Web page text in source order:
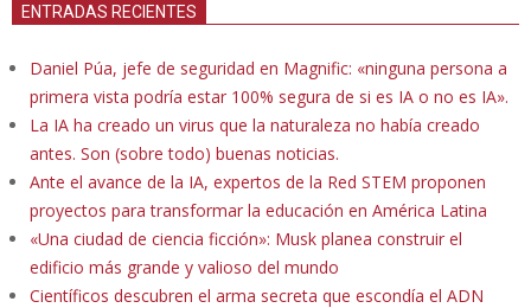
ENTRADAS RECIENTES
Daniel Púa, jefe de seguridad en Magnific: «ninguna persona a
primera vista podría estar 100% segura de si es IA o no es IA».
La IA ha creado un virus que la naturaleza no había creado
antes. Son (sobre todo) buenas noticias.
Ante el avance de la IA, expertos de la Red STEM proponen
proyectos para transformar la educación en América Latina
«Una ciudad de ciencia ficción»: Musk planea construir el
edificio más grande y valioso del mundo
Científicos descubren el arma secreta que escondía el ADN